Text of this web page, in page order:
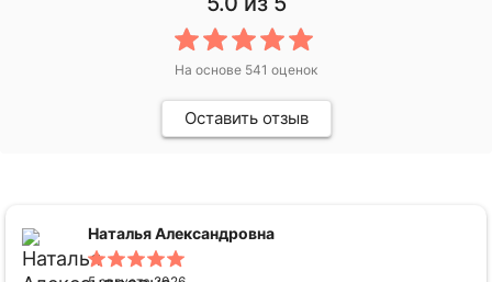
На основе 541 оценок
Оставить отзыв
Наталья Александровна